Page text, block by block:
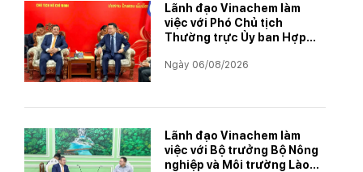
Lãnh đạo Vinachem làm
việc với Phó Chủ tịch
Thường trực Ủy ban Hợp
đẩy triển khai Dự án Kali
Ngày 06/08/2026
Lãnh đạo Vinachem làm
việc với Bộ trưởng Bộ Nông
nghiệp và Môi trường Lào